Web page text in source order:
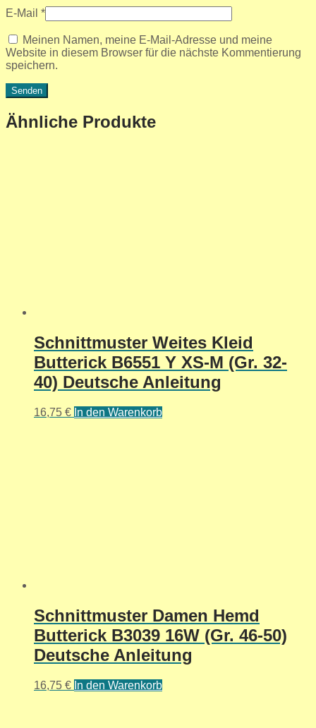
E-Mail *
Meinen Namen, meine E-Mail-Adresse und meine
Website in diesem Browser für die nächste Kommentierung
speichern.
Ähnliche Produkte
Schnittmuster Weites Kleid
Butterick B6551 Y XS-M (Gr. 32-
40) Deutsche Anleitung
16,75 € In den Warenkorb
Schnittmuster Damen Hemd
Butterick B3039 16W (Gr. 46-50)
Deutsche Anleitung
16,75 € In den Warenkorb